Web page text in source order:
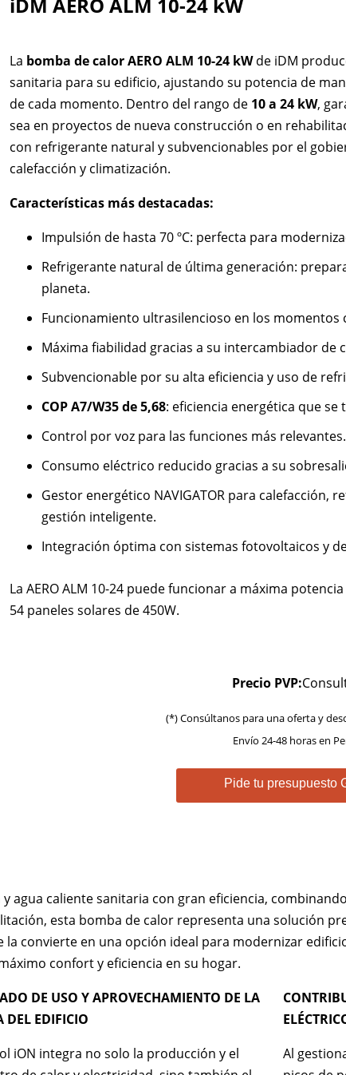
La bomba de calor AERO ALM 10-24 kWde iDM
sanitaria para su edificio, ajustando su potencia de
de cada momento. Dentro del rango de 10 a 24 kW,
sea en proyectos de nueva construcción o en
con refrigerante natural y subvencionables por el
calefacción y climatización.
Características más destacadas:
Impulsión de hasta 70 ºC: perfecta para
Refrigerante natural de última generación:
planeta.
Funcionamiento ultrasilencioso en los momentos
Máxima fiabilidad gracias a su intercambiador de
Subvencionable por su alta eficiencia y uso de
COP A7/W35 de 5,68: eficiencia energética que
Control por voz para las funciones más relevantes.
Consumo eléctrico reducido gracias a su
Gestor energético NAVIGATOR para calefacción,
gestión inteligente.
Integración óptima con sistemas fotovoltaicos y
La AERO ALM 10-24 puede funcionar a máxima
54 paneles solares de 450W.
Precio PVP:
(*) Consúltanos para una oferta y
Envío 24-48 horas en
Pide tu presupuesto
y agua caliente sanitaria con gran eficiencia,
esta bomba de calor representa una solución
convierte en una opción ideal para modernizar
confort y eficiencia en su hogar.
DE USO Y APROVECHAMIENTO DE LA
DEL EDIFICIO
iON integra no solo la producción y el
Al